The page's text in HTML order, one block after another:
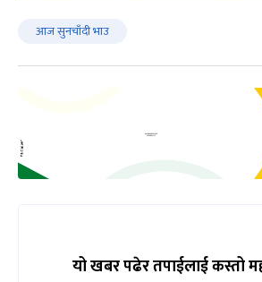
आज सुनचाँदी भाउ
यो खबर पढेर तपाईलाई कस्तो